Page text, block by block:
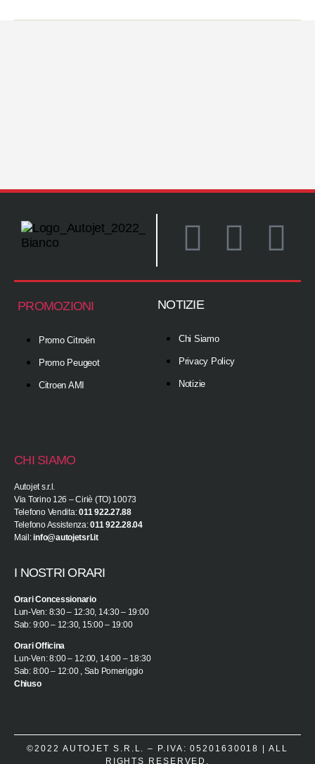
PROMOZIONI
Promo Citroën
Promo Peugeot
Citroen AMI
NOTIZIE
Chi Siamo
Privacy Policy
Notizie
CHI SIAMO
Autojet s.r.l.
Via Torino 126 – Ciriè (TO) 10073
Telefono Vendita:011 922.27.88
Telefono Assistenza:011 922.28.04
Mail:info@autojetsrl.it
I NOSTRI ORARI
Orari Concessionario
Lun-Ven: 8:30 – 12:30, 14:30 – 19:00
Sab: 9:00 – 12:30, 15:00 – 19:00
Orari Officina
Lun-Ven: 8:00 – 12:00, 14:00 – 18:30
Sab: 8:00 – 12:00 , Sab Pomeriggio
Chiuso
©2022 AUTOJET S.R.L. – P.IVA: 05201630018 | ALL
RIGHTS RESERVED.